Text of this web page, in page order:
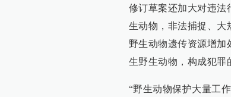
修订草案还加大对违法
生动物，非法捕捉、大
野生动物遗传资源增
生野生动物，构成犯罪
“野生动物保护大量工